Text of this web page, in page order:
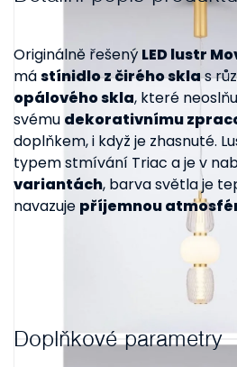
Originálně řešený LED lustr
mástínidlo z čirého sklas
opálového skla, které
svému dekorativnímu
doplňkem, i když je zhasnuté.
typem stmívání Triac a je v
variantách, barva světla je
navazuje příjemnou
Doplňkové parametry